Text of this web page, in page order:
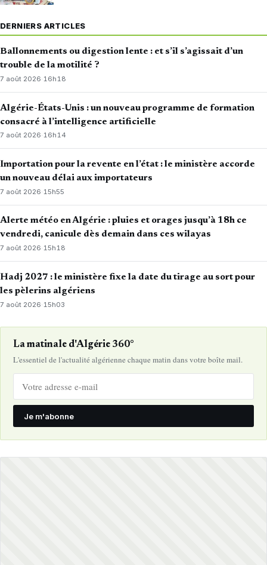
DERNIERS ARTICLES
Ballonnements ou digestion lente : et s’il s’agissait d’un
trouble de la motilité ?
7 août 2026·16h18
Algérie-États-Unis : un nouveau programme de formation
consacré à l’intelligence artificielle
7 août 2026·16h14
Importation pour la revente en l’état : le ministère accorde
un nouveau délai aux importateurs
7 août 2026·15h55
Alerte météo en Algérie : pluies et orages jusqu’à 18h ce
vendredi, canicule dès demain dans ces wilayas
7 août 2026·15h18
Hadj 2027 : le ministère fixe la date du tirage au sort pour
les pèlerins algériens
7 août 2026· 15h03
La matinale d'Algérie 360°
L'essentiel de l'actualité algérienne chaque matin dans votre boîte mail.
Je m'abonne